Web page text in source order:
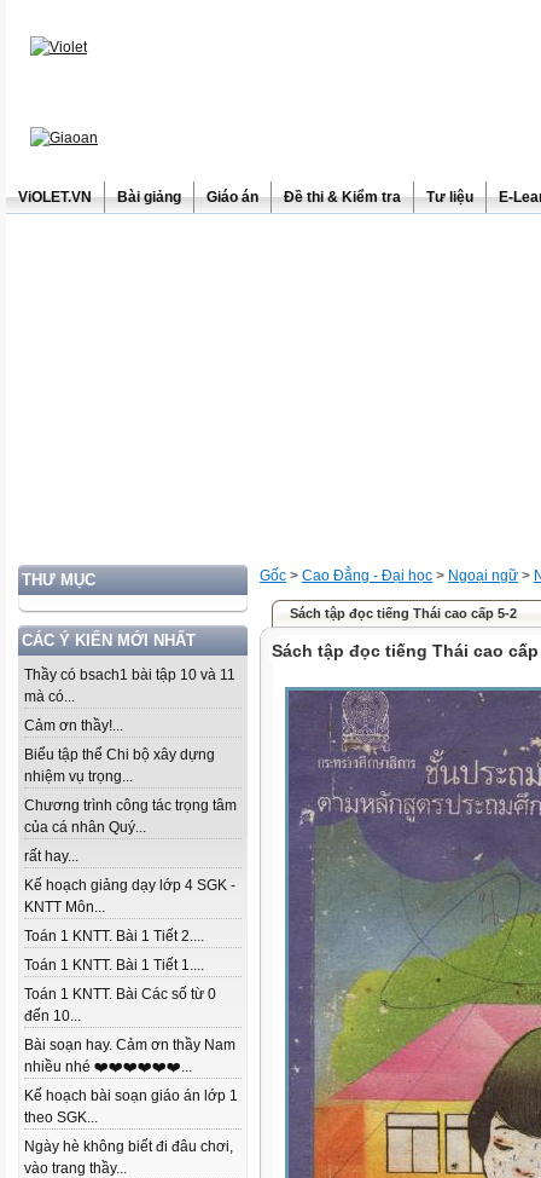
ViOLET.VN Bài giảng Giáo án Đề thi & Kiểm tra Tư liệu E-
THƯ MỤC
CÁC Ý KIẾN MỚI NHẤT
Thầy có bsach1 bài tập 10 và 11
mà có...
Cảm ơn thầy!...
Biểu tập thể Chi bộ xây dựng
nhiệm vụ trọng...
Chương trình công tác trọng tâm
của cá nhân Quý...
rất hay...
Kế hoạch giảng dạy lớp 4 SGK -
KNTT Môn...
Toán 1 KNTT. Bài 1 Tiết 2....
Toán 1 KNTT. Bài 1 Tiết 1....
Toán 1 KNTT. Bài Các số từ 0
đến 10...
Bài soạn hay. Cảm ơn thầy Nam
nhiều nhé ❤️❤️❤️❤️❤️❤️...
Kế hoạch bài soạn giáo án lớp 1
theo SGK...
Ngày hè không biết đi đâu chơi,
vào trang thầy...
Gốc > Cao Đẳng - Đại học > Ngoại ngữ >
Sách tập đọc tiếng Thái cao cấp 5-2
Sách tập đọc tiếng Thái cao cấp